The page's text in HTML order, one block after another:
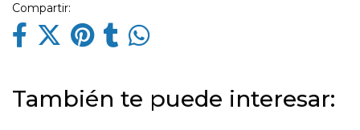
Compartir:
También te puede interesar: